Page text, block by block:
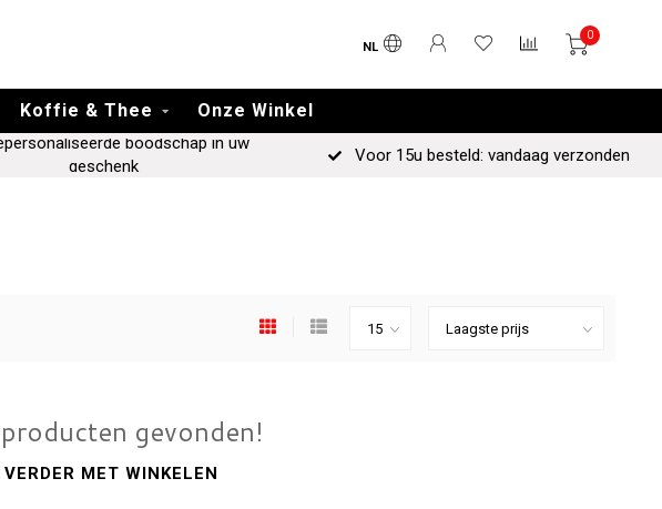
NL
0
Koffie & Thee Onze Winkel
boodschap in uw
geschenk
Voor 15u besteld: vandaag verzonden
gevonden!
VERDER MET WINKELEN